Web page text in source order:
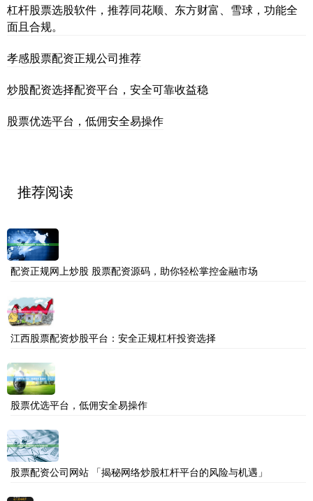
杠杆股票选股软件，推荐同花顺、东方财富、雪球，功能全
面且合规。
孝感股票配资正规公司推荐
炒股配资选择配资平台，安全可靠收益稳
股票优选平台，低佣安全易操作
推荐阅读
配资正规网上炒股 股票配资源码，助你轻松掌控金融市场
江西股票配资炒股平台：安全正规杠杆投资选择
股票优选平台，低佣安全易操作
股票配资公司网站 「揭秘网络炒股杠杆平台的风险与机遇」